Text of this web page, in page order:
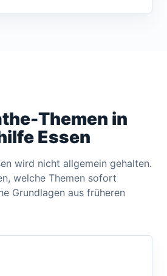
Themen in
Essen
wird nicht allgemein gehalten.
welche Themen sofort
Grundlagen aus früheren